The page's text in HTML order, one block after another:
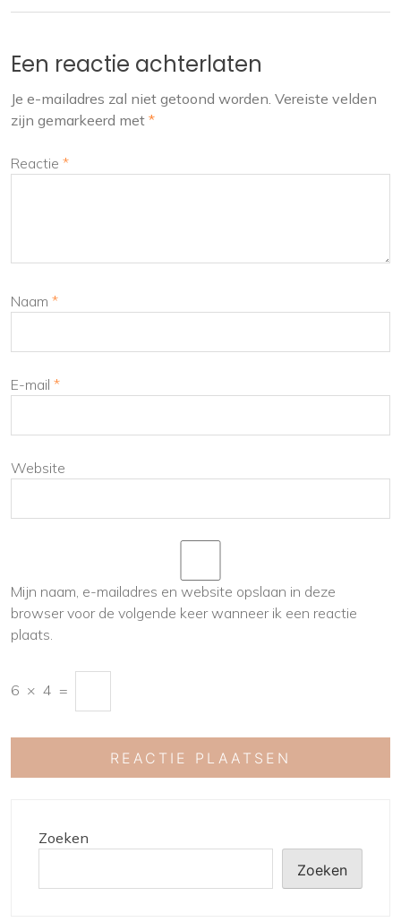
Een reactie achterlaten
Je e-mailadres zal niet getoond worden. Vereiste velden
zijn gemarkeerd met *
Reactie *
Naam *
E-mail *
Website
Mijn naam, e-mailadres en website opslaan in deze
browser voor de volgende keer wanneer ik een reactie
plaats.
6 × 4 =
Zoeken
Zoeken